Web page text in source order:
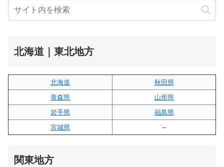
北海道｜東北地方
北海道
秋田県
青森県
山形県
岩手県
福島県
宮城県
–
関東地方